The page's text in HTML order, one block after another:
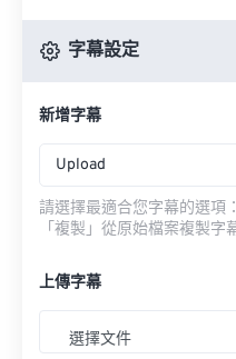
字幕設定
新增字幕
Upload
請選擇最適合您字幕的選項
「複製」從原始檔案複製字
上傳字幕
選擇文件